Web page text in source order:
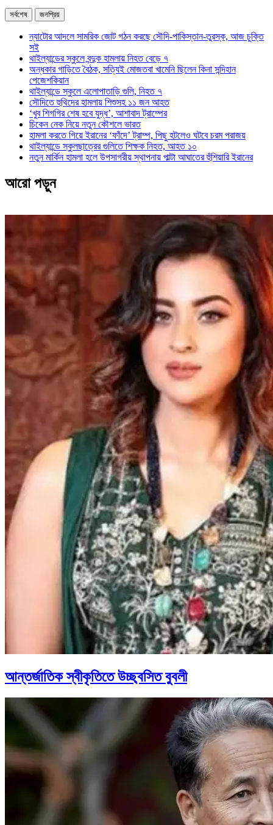
সর্বশেষ জনপ্রিয়
ন্যাটোর আদলে সামরিক জোট গঠন করছে সৌদি-পাকিস্তান-তুরস্ক, আজ চুক্তি
সই
থাইল্যান্ডের স্কুলে বন্দুক হামলায় নিহত বেড়ে ৭
অন্ধকার গাড়িতে বৈঠক, সত্যিই মোজতবা খামেনি ছিলেন কিনা সন্দিহান
পেজেশকিয়ান
থাইল্যান্ডে স্কুলে এলোপাতাড়ি গুলি, নিহত ৭
সৌদিতে হুথিদের হামলায় শিশুসহ ১১ জন আহত
‘খুব শিগগির শেষ হবে যুদ্ধ’, আশাবাদ ট্রাম্পের
চিকেন নেক নিয়ে নতুন কৌশলে ভারত
হামলা করতে গিয়ে ইরানের ‘ফাঁদে’ ট্রাম্প, পিছু হটলেও ঘটবে চরম পরাজয়
থাইল্যান্ডে স্কুলছাত্রের গুলিতে শিক্ষক নিহত, আহত ১০
নতুন মার্কিন হামলা হলে উপসাগরীয় স্থাপনায় পাল্টা আঘাতের হুঁশিয়ারি ইরানের
আরো পড়ুন
আন্তর্জাতিক স্বীকৃতিতে উচ্ছ্বসিত বুবলী